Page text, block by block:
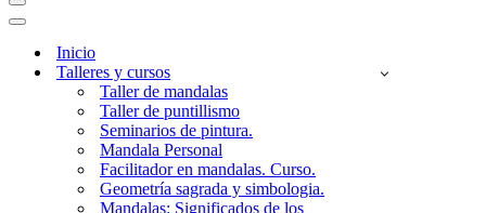
Menú
de
Menú
navegación
Inicio
Talleres y cursos
Taller de mandalas
Taller de puntillismo
Seminarios de pintura.
Mandala Personal
Facilitador en mandalas. Curso.
Geometría sagrada y simbologia.
Mandalas: Significados de los